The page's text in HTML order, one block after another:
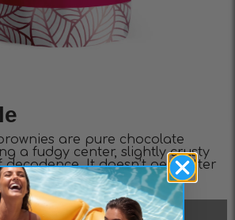
are pure chocolate
a fudgy center, slightly crusty
It doesn’t get better